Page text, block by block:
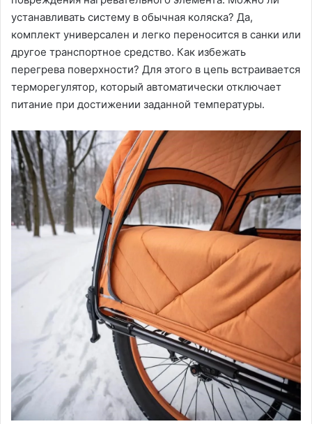
устанавливать систему в обычная коляска? Да,
комплект универсален и легко переносится в санки или
другое транспортное средство. Как избежать
перегрева поверхности? Для этого в цепь встраивается
терморегулятор, который автоматически отключает
питание при достижении заданной температуры.